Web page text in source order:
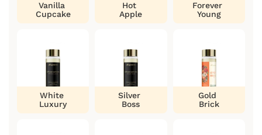
Vanilla
Cupcake
Hot
Apple
Forever
Young
White
Luxury
Silver
Boss
Gold
Brick